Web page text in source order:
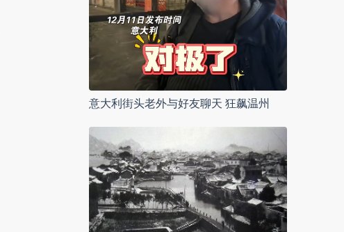
意大利街头老外与好友聊天 狂飙温州